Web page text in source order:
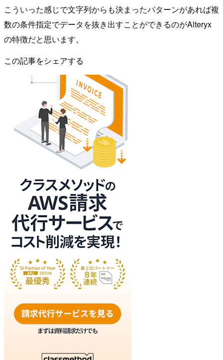
こういった感じで文字列からも決まったパターンがあれば複
数の条件指定でデータを抜き出すことができるのがAlteryx
の特徴だと思います。
この記事をシェアする